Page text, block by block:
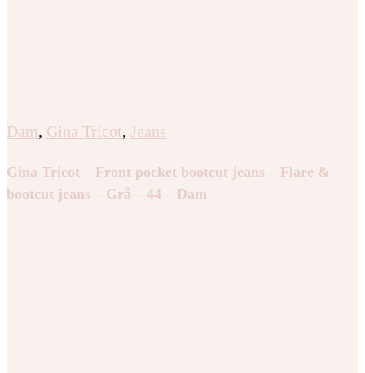
Dam, Gina Tricot, Jeans
Gina Tricot – Front pocket bootcut jeans – Flare &
bootcut jeans – Grå – 44 – Dam